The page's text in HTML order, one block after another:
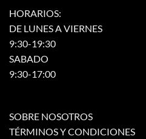
HORARIOS:
DE LUNES A VIERNES
9:30-19:30
SABADO
9:30-17:00
SOBRE NOSOTROS
TÉRMINOS Y CONDICIONES